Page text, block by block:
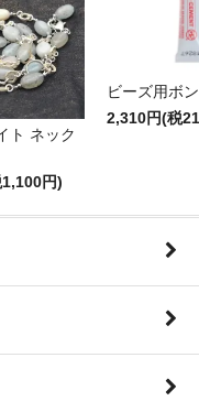
ト ネック
円)
ビーズ用ボ
2,310円(税